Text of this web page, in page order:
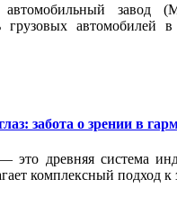
автомобильный
грузовых автомобилей
забота о зрении в
это древняя система
комплексный подход к